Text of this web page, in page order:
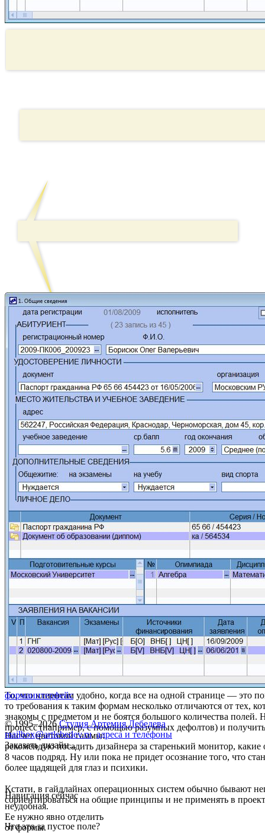
То, что клиентам удобно, когда все на одной странице — это
то требования к таким формам несколько отличаются от тех,
знакомы с предметом и не боятся большого количества
процесс (например, с помощью разумных дефолтов) и
Насчет цветовой гаммы:
pекомендую посадить дизайнера за старенький монитор,
8 часов подряд. Ну или пока не придет осознание того, что
более щадящей для глаз и психики.
Кстати, в гайдлайнах операционных систем обычно бывают
сориентироваться на общие принципы и не применять в
Навигация сейчас
неудобная.
Ее нужно явно отделить
от формы.
Что это за пустое поле?
формаинтерфейс
© 1995–2026 Студия Артемия Лебедева
mailbox@artlebedev.ru, адреса и телефоны
Заказать дизайн...